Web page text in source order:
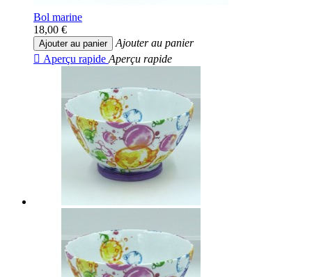
Bol marine
18,00 €
Ajouter au panier
Ajouter au panier
 Aperçu rapide Aperçu rapide